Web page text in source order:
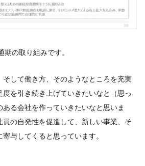
の取り組みです。
して働き方、そのようなところを充実
度を引き続き上げていきたいなと（思っ
る会社を作っていきたいなと思いま
の自発性を促進して、新しい事業、そ
与してくると思っています。